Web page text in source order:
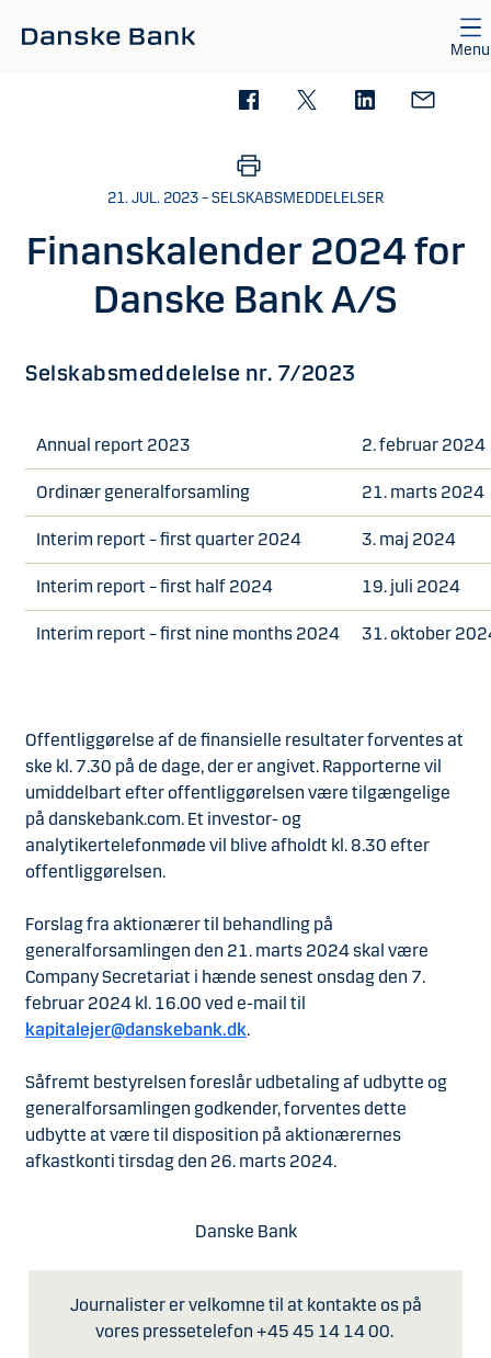
Menu
21. JUL. 2023 – SELSKABSMEDDELELSER
Finanskalender 2024 for
Danske Bank A/S
Selskabsmeddelelse nr. 7/2023
Annual report 2023 2. februar 2024
Ordinær generalforsamling 21. marts 2024
Interim report – first quarter 2024 3. maj 2024
Interim report – first half 2024 19. juli 2024
Interim report – first nine months 2024 31. oktober
Offentliggørelse af de finansielle resultater forventes at
ske kl. 7.30 på de dage, der er angivet. Rapporterne vil
umiddelbart efter offentliggørelsen være tilgængelige
på danskebank.com. Et investor- og
analytikertelefonmøde vil blive afholdt kl. 8.30 efter
offentliggørelsen.
Forslag fra aktionærer til behandling på
generalforsamlingen den 21. marts 2024 skal være
Company Secretariat i hænde senest onsdag den 7.
februar 2024 kl. 16.00 ved e-mail til
kapitalejer@danskebank.dk.
Såfremt bestyrelsen foreslår udbetaling af udbytte og
generalforsamlingen godkender, forventes dette
udbytte at være til disposition på aktionærernes
afkastkonti tirsdag den 26. marts 2024.
Danske Bank
Journalister er velkomne til at kontakte os på
vores pressetelefon +45 45 14 14 00.